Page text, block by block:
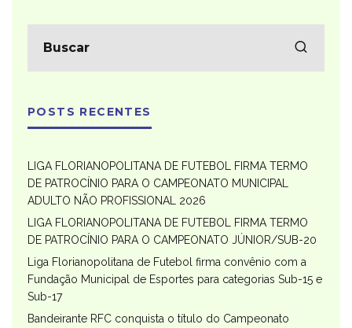
POSTS RECENTES
LIGA FLORIANOPOLITANA DE FUTEBOL FIRMA TERMO
DE PATROCÍNIO PARA O CAMPEONATO MUNICIPAL
ADULTO NÃO PROFISSIONAL 2026
LIGA FLORIANOPOLITANA DE FUTEBOL FIRMA TERMO
DE PATROCÍNIO PARA O CAMPEONATO JÚNIOR/SUB-20
Liga Florianopolitana de Futebol firma convênio com a
Fundação Municipal de Esportes para categorias Sub-15 e
Sub-17
Bandeirante RFC conquista o título do Campeonato